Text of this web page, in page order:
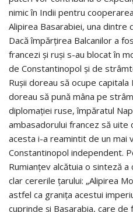
nimic în Indii pentru
Alipirea Basarabiei, una dintre
Dacă împărțirea Balcanilor a
francezi și ruși s-au blocat în
de Constantinopol și de
Rușii doreau să ocupe
doreau să pună mâna pe
diplomației ruse, împăratul
ambasadorului francez să
acesta i-a reamintit de un mai
Constantinopol independent.
Rumianțev alcătuia o sinteză
clar cererile țarului: „Alipirea
astfel ca granița acestui
cuprinde și Basarabia, care